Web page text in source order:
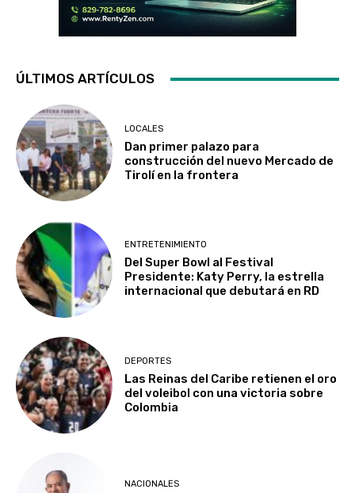
ÚLTIMOS ARTÍCULOS
LOCALES
Dan primer palazo para
construcción del nuevo Mercado de
Tirolí en la frontera
ENTRETENIMIENTO
Del Super Bowl al Festival
Presidente: Katy Perry, la estrella
internacional que debutará en RD
DEPORTES
Las Reinas del Caribe retienen el oro
del voleibol con una victoria sobre
Colombia
NACIONALES